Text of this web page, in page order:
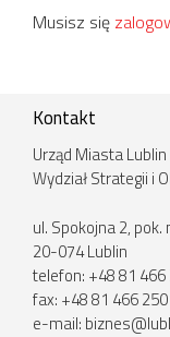
Musisz się
Kontakt
Urząd Miasta Lublin
Wydział Strategii i
ul. Spokojna 2, pok.
20-074 Lublin
telefon: +48 81
fax: +48 81 466
e-mail: